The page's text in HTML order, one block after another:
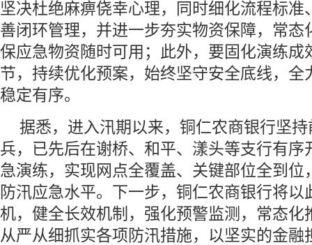
坚决杜绝麻痹侥幸心理，同时细化流程标准
善闭环管理，并进一步夯实物资保障，常态
保应急物资随时可用；此外，要固化演练成
节，持续优化预案，始终坚守安全底线，全
稳定有序。
据悉，进入汛期以来，铜仁农商银行坚
兵，已先后在谢桥、和平、漾头等支行有序
急演练，实现网点全覆盖、关键部位全到位
防汛应急水平。下一步，铜仁农商银行将以
机，健全长效机制，强化预警监测，常态化
从严从细抓实各项防汛措施，以坚实的金融